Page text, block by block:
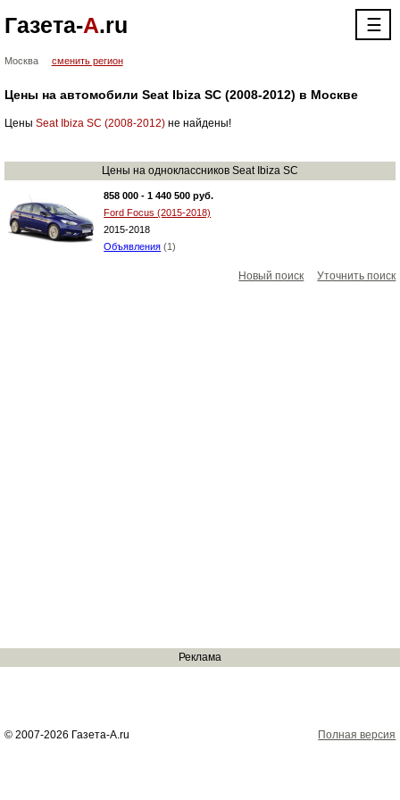
Газета-А.ru ☰
Москва сменить регион
Цены на автомобили Seat Ibiza SC (2008-2012) в Москве
Цены Seat Ibiza SC (2008-2012)не найдены!
Цены на одноклассников Seat Ibiza SC
858 000 - 1 440 500 руб.
Ford Focus (2015-2018)
2015-2018
Объявления (1)
Новый поиск Уточнить поиск
Реклама
© 2007-2026 Газета-А.ru Полная версия